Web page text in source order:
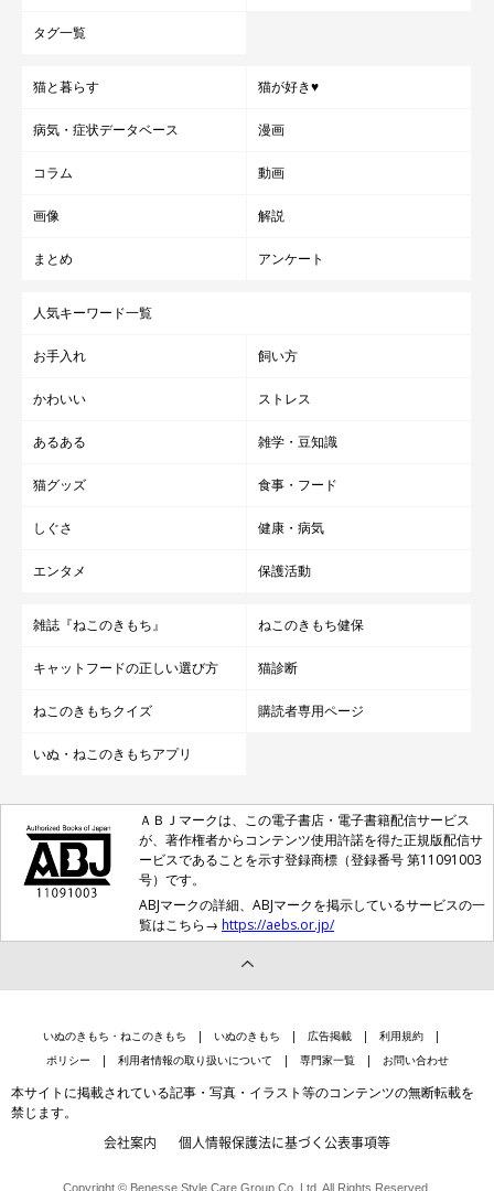
タグ一覧
猫と暮らす 猫が好き♥
病気・症状データベース 漫画
コラム 動画
画像 解説
まとめ アンケート
人気キーワード一覧
お手入れ 飼い方
かわいい ストレス
あるある 雑学・豆知識
猫グッズ 食事・フード
しぐさ 健康・病気
エンタメ 保護活動
雑誌『ねこのきもち』 ねこのきもち健保
キャットフードの正しい選び方 猫診断
ねこのきもちクイズ 購読者専用ページ
いぬ・ねこのきもちアプリ
ＡＢＪマークは、この電子書店・電子書籍配信サービス
が、著作権者からコンテンツ使用許諾を得た正規版配信サ
ービスであることを示す登録商標（登録番号 第11091003
号）です。
ABJマークの詳細、ABJマークを掲示しているサービスの一
覧はこちら→ https://aebs.or.jp/
いぬのきもち・ねこのきもち いぬのきもち 広告掲載
利用規約
ポリシー
利用者情報の取り扱いについて 専門家一覧 お問い合わせ
本サイトに掲載されている記事・写真・イラスト等のコンテンツの無断転載を
禁じます。
会社案内 個人情報保護法に基づく公表事項等
Copyright © Benesse Style Care Group Co.,Ltd. All Rights Reserved.